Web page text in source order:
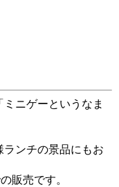
ミニゲーというなま
ンチの景品にもお
販売です。